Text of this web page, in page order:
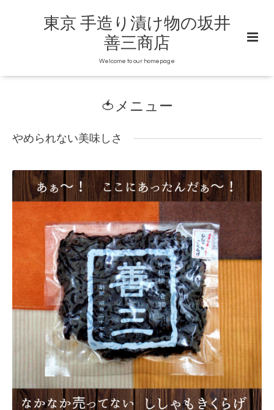
東京 手造り漬け物の坂井
善三商店
Welcome to our homepage
🍅メニュー
やめられない美味しさ